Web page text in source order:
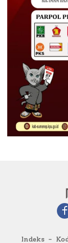
Indeks